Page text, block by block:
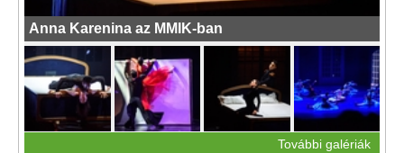
Anna Karenina az MMIK-ban
További galériák